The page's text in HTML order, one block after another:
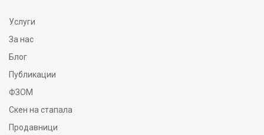
Услуги
За нас
Блог
Публикации
ФЗОМ
Скен на стапала
Продавници